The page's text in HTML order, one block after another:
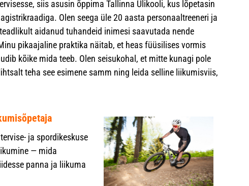
siis asusin õppima Tallinna Ülikooli, kus lõpetasin
Olen seega üle 20 aasta personaaltreeneri ja
aidanud tuhandeid inimesi saavutada nende
pikaajaline praktika näitab, et heas füüsilises vormis
kõike mida teeb. Olen seisukohal, et mitte kunagi pole
teha see esimene samm ning leida selline liikumisviis,
ja spordikeskuse
— mida
panna ja liikuma